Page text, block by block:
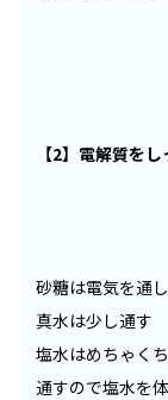
【2】電解質を
砂糖は電気を通
真水は少し通す
塩水はめちゃく
通すので塩水を